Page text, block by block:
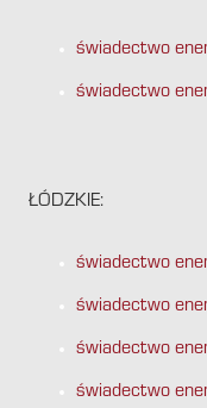
świadectwo
świadectwo
ŁÓDZKIE:
świadectwo
świadectwo
świadectwo
świadectwo